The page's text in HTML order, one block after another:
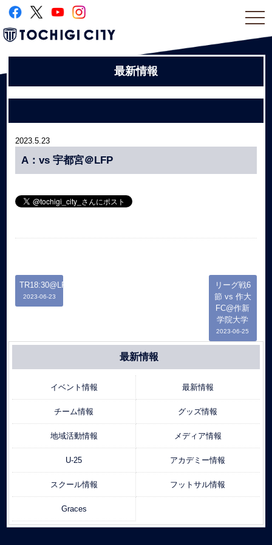
最新情報
2023.5.23
A：vs 宇都宮＠LFP
TR18:30@LFP
2023-06-23
リーグ戦6
節 vs 作大
FC@作新
学院大学
2023-06-25
最新情報
イベント情報 最新情報
チーム情報 グッズ情報
地域活動情報 メディア情報
U-25 アカデミー情報
スクール情報 フットサル情報
Graces